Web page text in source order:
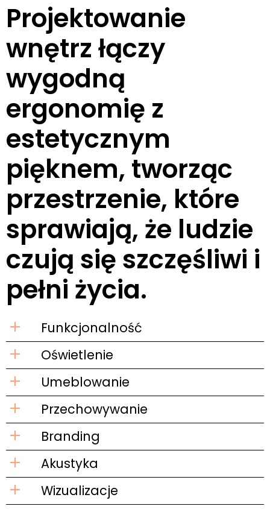
Projektowanie
wnętrz łączy
wygodną
ergonomię z
estetycznym
pięknem, tworząc
przestrzenie, które
sprawiają, że ludzie
czują się szczęśliwi i
pełni życia.
Funkcjonalność
Oświetlenie
Umeblowanie
Przechowywanie
Branding
Akustyka
Wizualizacje